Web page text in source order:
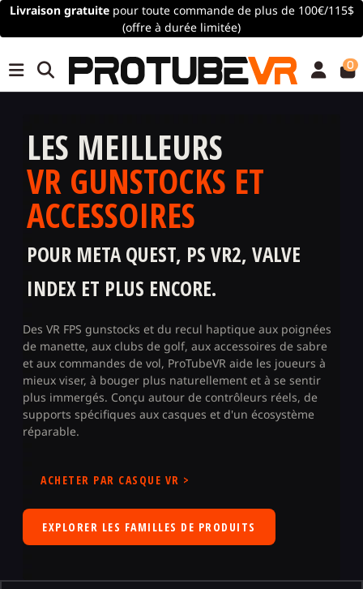
Livraison gratuitepour toute commande de plus de 100€/115$
(offre à durée limitée)
0
LES MEILLEURS
VR GUNSTOCKS ET
ACCESSOIRES
POUR META QUEST, PS VR2, VALVE
INDEX ET PLUS ENCORE.
Des VR FPS gunstocks et du recul haptique aux poignées
de manette, aux clubs de golf, aux accessoires de sabre
et aux commandes de vol, ProTubeVR aide les joueurs à
mieux viser, à bouger plus naturellement et à se sentir
plus immergés. Conçu autour de contrôleurs réels, de
supports spécifiques aux casques et d'un écosystème
réparable.
ACHETER PAR CASQUE VR >
EXPLORER LES FAMILLES DE PRODUITS